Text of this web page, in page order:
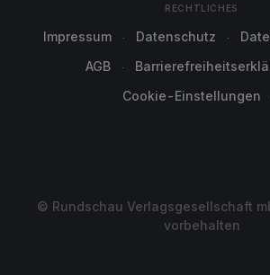
RECHTLICHES
Impressum Datenschutz
AGB
Cookie-Einstellungen
© Rundschau Verlagsgesellschaft
vorbehalten